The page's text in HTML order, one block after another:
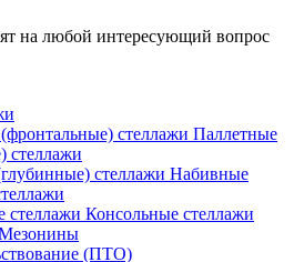
на любой интересующий вопрос
Паллетные
стеллажи
Набивные
Консольные стеллажи